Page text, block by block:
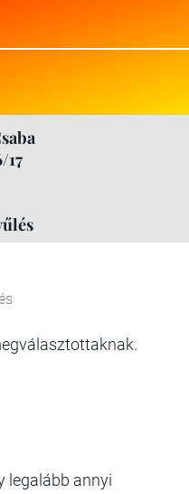
17
legalább annyi